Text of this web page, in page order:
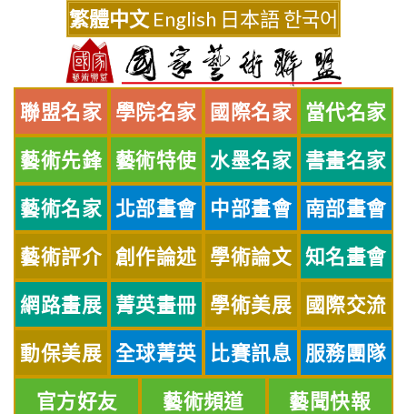
繁體中文 English 日本語한국어
聯盟名家 學院名家 國際名家 當代名家
藝術先鋒 藝術特使 水墨名家 書畫名家
藝術名家 北部畫會 中部畫會 南部畫會
藝術評介 創作論述 學術論文 知名畫會
網路畫展 菁英畫冊 學術美展 國際交流
動保美展 全球菁英 比賽訊息 服務團隊
官方好友 藝術頻道 藝聞快報